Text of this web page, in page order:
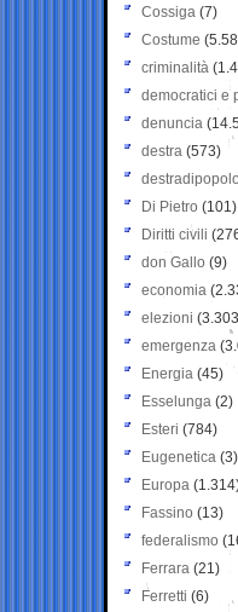
Cossiga (7)
Costume
criminalità
democratici e
denuncia
destra (573)
destradipopolo
Di Pietro (101)
Diritti civili
don Gallo (9)
economia
elezioni
emergenza
Energia (45)
Esselunga (2)
Esteri (784)
Eugenetica (3)
Europa
Fassino (13)
federalismo
Ferrara (21)
Ferretti (6)